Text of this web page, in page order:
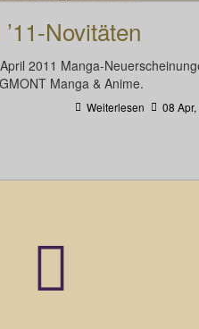
Novitäten
2011 Manga-
Manga & Anime.
Weiterlesen 08